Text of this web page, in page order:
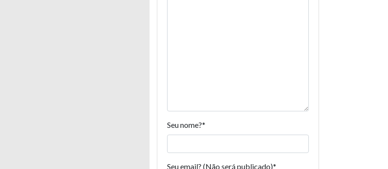
Seu nome?*
Seu email? (Não será publicado)*